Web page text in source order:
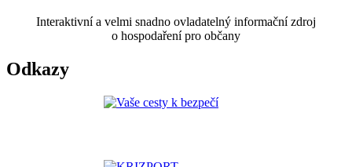
Interaktivní a velmi snadno ovladatelný informační zdroj
o hospodaření pro občany
Odkazy